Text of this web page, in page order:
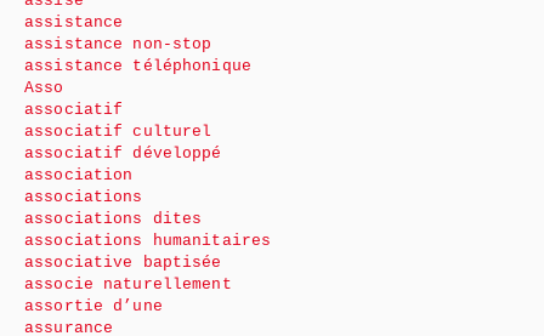
assistance
assistance non-stop
assistance téléphonique
Asso
associatif
associatif culturel
associatif développé
association
associations
associations dites
associations humanitaires
associative baptisée
associe naturellement
assortie d’une
assurance